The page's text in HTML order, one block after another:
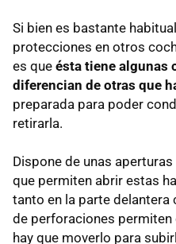
Si bien es bastante
protecciones en otros
es que ésta tiene algunas
diferencian de otras que
preparada para poder
retirarla.
Dispone de unas
que permiten abrir estas
tanto en la parte delantera
de perforaciones
hay que moverlo para